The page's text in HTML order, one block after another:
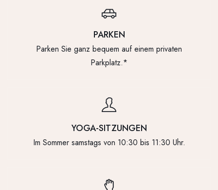
PARKEN
Parken Sie ganz bequem auf einem privaten
Parkplatz.*
YOGA-SITZUNGEN
Im Sommer samstags von 10:30 bis 11:30 Uhr.